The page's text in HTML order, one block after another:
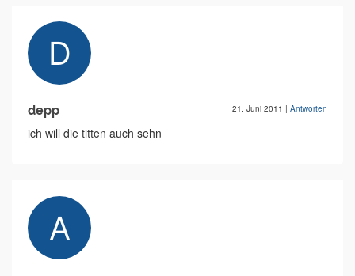
depp 21. Juni 2011 | Antworten
ich will die titten auch sehn